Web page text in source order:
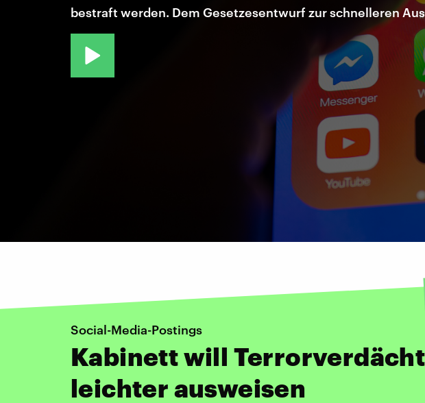
bestraft werden. Dem Gesetzesentwurf zur schnelleren
Social-Media-Postings
Kabinett will
leichter ausweisen